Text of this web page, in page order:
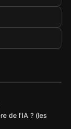
de l'IA ? (les